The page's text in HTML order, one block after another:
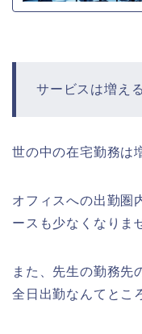
サービスは増え
世の中の在宅勤務は
オフィスへの出勤圏
ースも少なくなりま
また、先生の勤務先
全日出勤なんてとこ